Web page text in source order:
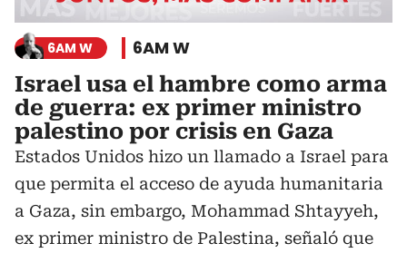
6AM W 6AM W
Israel usa el hambre como arma
de guerra: ex primer ministro
palestino por crisis en Gaza
Estados Unidos hizo un llamado a Israel para
que permita el acceso de ayuda humanitaria
a Gaza, sin embargo, Mohammad Shtayyeh,
ex primer ministro de Palestina, señaló que